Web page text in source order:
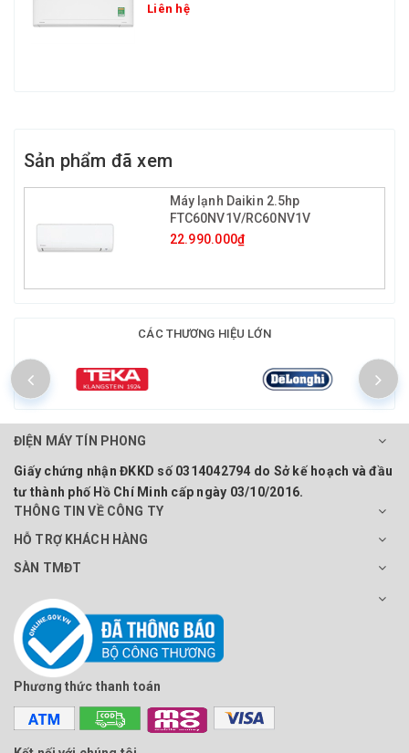
Liên hệ
Sản phẩm đã xem
Máy lạnh Daikin 2.5hp
FTC60NV1V/RC60NV1V
22.990.000₫
CÁC THƯƠNG HIỆU LỚN
ĐIỆN MÁY TÍN PHONG
Giấy chứng nhận ĐKKD số 0314042794 do Sở kế hoạch và đầu
tư thành phố Hồ Chí Minh cấp ngày 03/10/2016.
THÔNG TIN VỀ CÔNG TY
HỖ TRỢ KHÁCH HÀNG
SÀN TMĐT
Phương thức thanh toán